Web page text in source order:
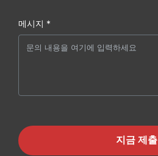
메시지 *
지금 제출